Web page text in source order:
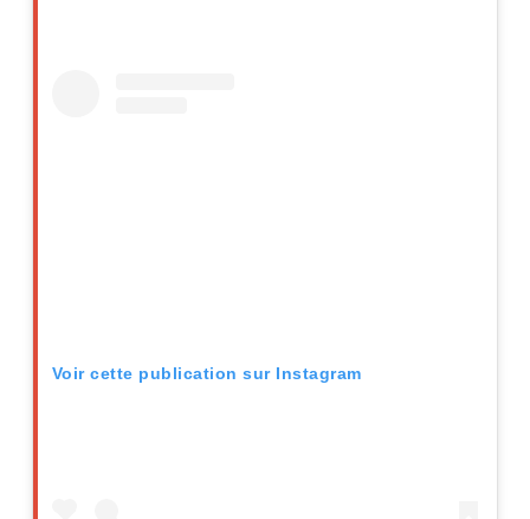
Voir cette publication sur Instagram